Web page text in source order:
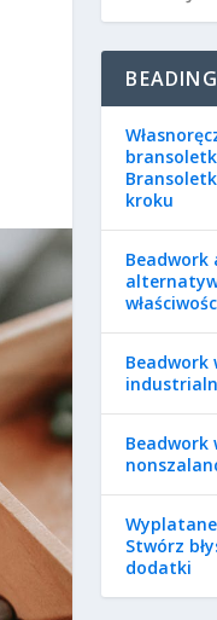
BEADING
kroku
Beadwork
Beadwork
Beadwork
Stwórz
dodatki